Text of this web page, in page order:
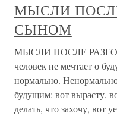
МЫСЛИ
СЫНОМ
МЫСЛИ ПОСЛЕ
человек не мечтает о
нормально.
будущим: вот вырасту,
делать, что захочу, вот